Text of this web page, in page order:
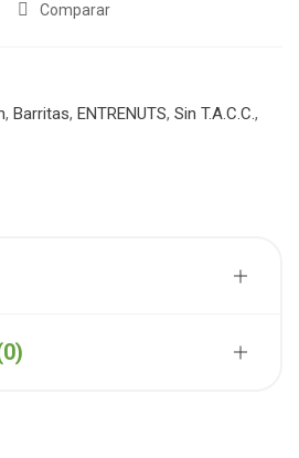
Comparar
, Barritas, ENTRENUTS, Sin T.A.C.C.,